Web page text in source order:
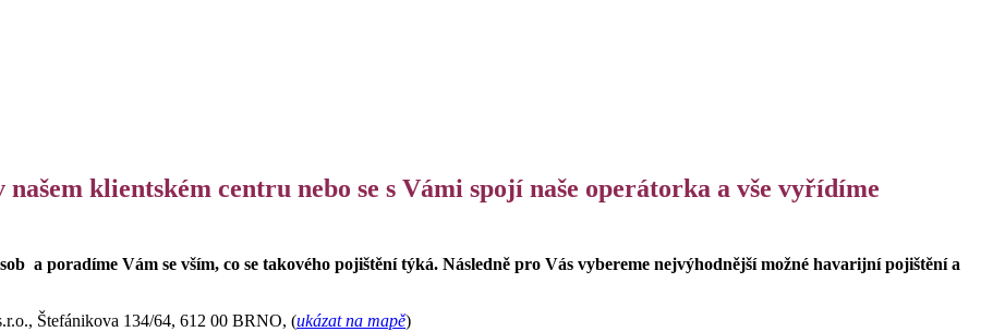
klientském centru nebo se s Vámi spojí naše operátorka a vše vyřídíme
a poradíme Vám se vším, co se takového pojištění týká. Následně pro Vás vybereme nejvýhodnější možné havarijní pojištění a
Štefánikova 134/64, 612 00 BRNO, (ukázat na mapě)